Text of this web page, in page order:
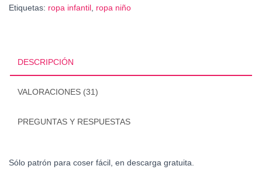
Etiquetas: ropa infantil ropa niño
DESCRIPCIÓN
VALORACIONES (31)
PREGUNTAS Y RESPUESTAS
Sólo patrón para coser fácil, en descarga gratuita.